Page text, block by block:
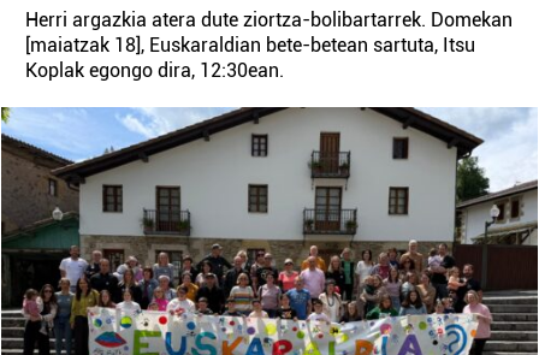
Herri argazkia atera dute ziortza-bolibartarrek. Domekan
[maiatzak 18], Euskaraldian bete-betean sartuta, Itsu
Koplak egongo dira, 12:30ean.